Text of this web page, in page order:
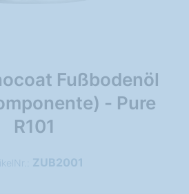
Fußbodenöl
- Pure
R101
ZUB2001